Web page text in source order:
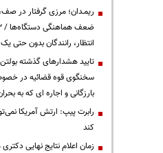
ریمـدان؛ مرزی گرفتار در
انتظار، رانندگان بدون
تایید هشدارهای گذشته
سخنگوی قوه قضائیه در
بارزگانی و اجاره ای که به
رابرت پیپ: ارتش آمریکا
کند
زمان اعلام نتایج نهایی